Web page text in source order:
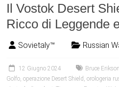
Il Vostok Desert
Ricco di Leggende
Sovietaly™ Russian
12 Giugno 2024 Bruce Erikson
Golfo,operazione Desert Shield ,orologeria